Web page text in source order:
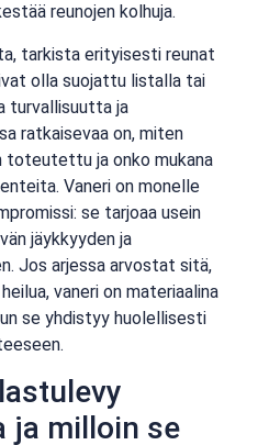
reunojen kolhuja.
tarkista erityisesti reunat
olla suojattu listalla tai
turvallisuutta ja
ratkaisevaa on, miten
ja onko mukana
Vaneri on monelle
se tarjoaa usein
jäykkyyden ja
Jos arjessa arvostat sitä,
vaneri on materiaalina
se yhdistyy huolellisesti
ja milloin se